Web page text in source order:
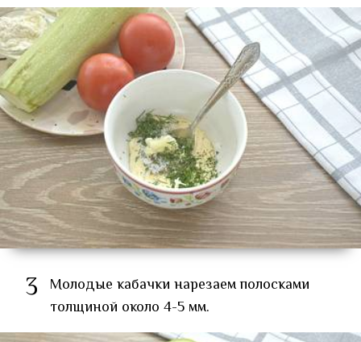
3
Молодые кабачки нарезаем полосками
толщиной около 4-5 мм.